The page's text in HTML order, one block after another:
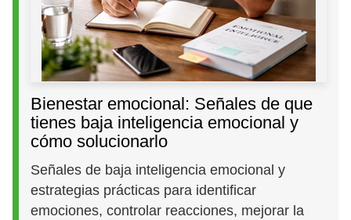
Bienestar emocional: Señales de que
tienes baja inteligencia emocional y
cómo solucionarlo
Señales de baja inteligencia emocional y
estrategias prácticas para identificar
emociones, controlar reacciones, mejorar la